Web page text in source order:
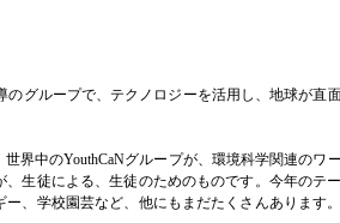
グループで、テクノロジーを活用し、地球が直
界中のYouthCaNグループが、環境科学関連のワ
生徒による、生徒のためのものです。今年のテ
、学校園芸など、他にもまだたくさんあります